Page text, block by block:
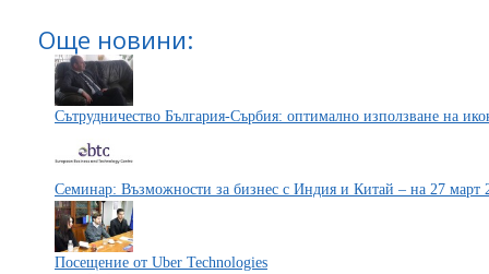
Още новини:
Сътрудничество България-Сърбия: оптимално използване на
Семинар: Възможности за бизнес с Индия и Китай – на 27
Посещение от Uber Technologies